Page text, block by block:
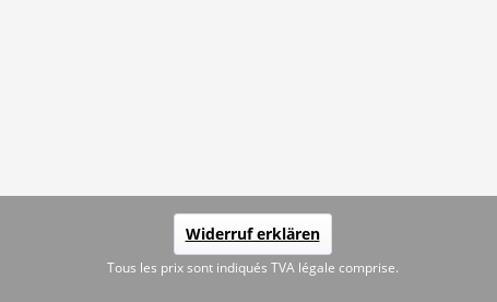
Widerruf erklären
Tous les prix sont indiqués TVA légale comprise.